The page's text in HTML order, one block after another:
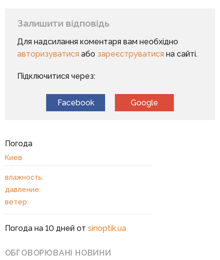
Залишити відповідь
Для надсилання коментаря вам необхідно
авторизуватисяабо зареєструватисяна сайті.
Підключитися через:
Facebook Google
Погода
Киев
влажность:
давление:
ветер:
Погода на 10 дней от sinoptik.ua
ОБГОВОРЮВАНІ НОВИНИ